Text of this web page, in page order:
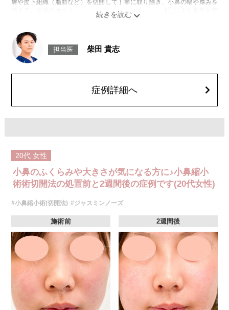
膚や皮下組織（脂肪など）を切開して丁寧に取り除き、小鼻の幅や厚みを
整えて、全体のボリューム感を軽減します。切除後は縫合により形態を整
え、傷跡が目立ちにくいよう配慮しながら、顔全体のバランスに配慮した
施術時間：約30分程
抜糸：5～7日後に抜糸にご来院して頂きます。
リスク、副作用：腫れ、内出血、疼痛などが術後一時的に生じることがご
ざいます。また、稀に細菌感染症、左右差、創離開、感覚障害、肥厚性瘢
費用：327,800円(税込)〜492,800円(税込)
オプション：笑気麻酔 3,300円(税込)
担当医 柴田 貴志
症例詳細へ
20代 女性
小鼻のふくらみや大きさが気になる方に♪小鼻縮小
術術切開法の処置前と2週間後の症例です(20代女性)
#小鼻縮小術(切開法) #ジャスミンノーズ
施術前 2週間後